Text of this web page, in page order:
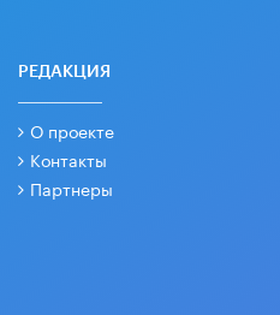
РЕДАКЦИЯ
О проекте
Контакты
Партнеры